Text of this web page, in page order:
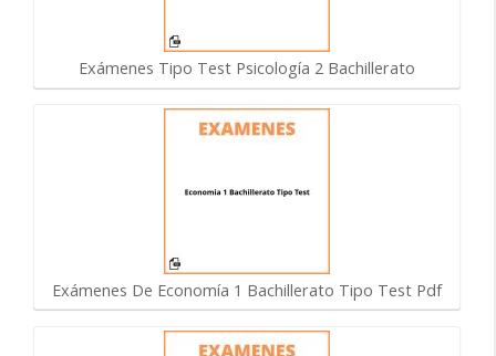
Exámenes Tipo Test Psicología 2 Bachillerato
Exámenes De Economía 1 Bachillerato Tipo Test Pdf